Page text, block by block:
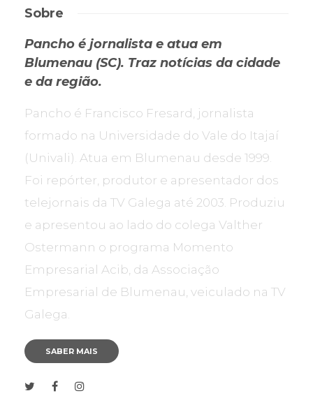
Sobre
Pancho é jornalista e atua em
Blumenau (SC). Traz notícias da cidade
e da região.
Pancho é Francisco Fresard, jornalista
formado na Universidade do Vale do Itajaí
(Univali). Atua em Blumenau desde 1999.
Foi repórter, produtor e apresentador dos
telejornais da TV Galega até 2003. Produziu
e apresentou ao lado do colega Valther
Ostermann o programa Momento
Empresarial Acib, da Associação
Empresarial de Blumenau, veiculado na TV
Galega.
SABER MAIS